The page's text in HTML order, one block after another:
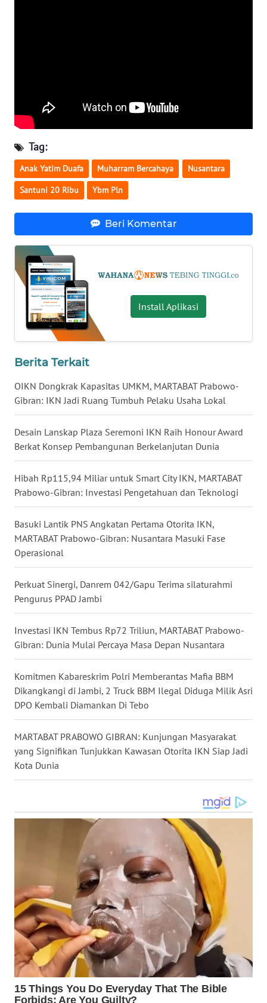
Tag:
Anak Yatim Duafa Muharram Bercahaya Nusantara
Santuni 20 Ribu Ybm Pln
Beri Komentar
Install Aplikasi
Berita Terkait
OIKN Dongkrak Kapasitas UMKM, MARTABAT Prabowo-
Gibran: IKN Jadi Ruang Tumbuh Pelaku Usaha Lokal
Desain Lanskap Plaza Seremoni IKN Raih Honour Award
Berkat Konsep Pembangunan Berkelanjutan Dunia
Hibah Rp115,94 Miliar untuk Smart City IKN, MARTABAT
Prabowo-Gibran: Investasi Pengetahuan dan Teknologi
Basuki Lantik PNS Angkatan Pertama Otorita IKN,
MARTABAT Prabowo-Gibran: Nusantara Masuki Fase
Operasional
Perkuat Sinergi, Danrem 042/Gapu Terima silaturahmi
Pengurus PPAD Jambi
Investasi IKN Tembus Rp72 Triliun, MARTABAT Prabowo-
Gibran: Dunia Mulai Percaya Masa Depan Nusantara
Komitmen Kabareskrim Polri Memberantas Mafia BBM
Dikangkangi di Jambi, 2 Truck BBM Ilegal Diduga Milik Asri
DPO Kembali Diamankan Di Tebo
MARTABAT PRABOWO GIBRAN: Kunjungan Masyarakat
yang Signifikan Tunjukkan Kawasan Otorita IKN Siap Jadi
Kota Dunia
WN
WN
GORONTALO
WN
WN
MALUKU
WN
MALUT
WN
DAIRI
WN
DANAU
TOBA
WN
TAPANULI
SELATAN
WN
TANJUNG
LESUNG
WN
KARO
WN
SIMALUNGUN
WN
LABUHANBATU
WN
TEBING
TINGGI
WN
PAKPAK
WN
KARAWANG